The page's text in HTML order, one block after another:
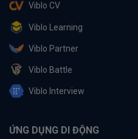
Viblo CV
Viblo Learning
Viblo Partner
Viblo Battle
Viblo Interview
ỨNG DỤNG DI ĐỘNG